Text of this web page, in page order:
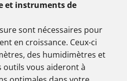
et instruments de
sont nécessaires pour
en croissance. Ceux-ci
des humidimètres et
outils vous aideront à